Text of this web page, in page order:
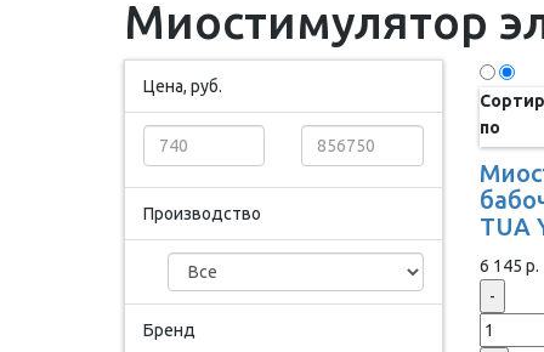
Миостимулятор
Цена, руб.
Производство
Бренд
по
TUA
6 145 р.
-